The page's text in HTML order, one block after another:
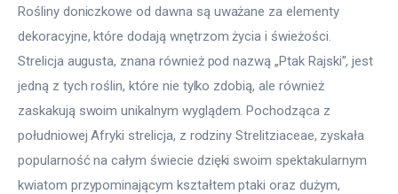
Rośliny doniczkowe od dawna są uważane za elementy
dekoracyjne, które dodają wnętrzom życia i świeżości.
Strelicja augusta, znana również pod nazwą „Ptak Rajski”, jest
jedną z tych roślin, które nie tylko zdobią, ale również
zaskakują swoim unikalnym wyglądem. Pochodząca z
południowej Afryki strelicja, z rodziny Strelitziaceae, zyskała
popularność na całym świecie dzięki swoim spektakularnym
kwiatom przypominającym kształtem ptaki oraz dużym,